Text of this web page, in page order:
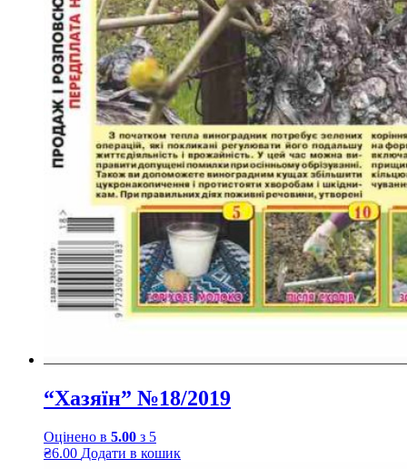
“Хазяїн” №18/2019
Оцінено в 5.00 з 5
₴6.00 Додати в кошик